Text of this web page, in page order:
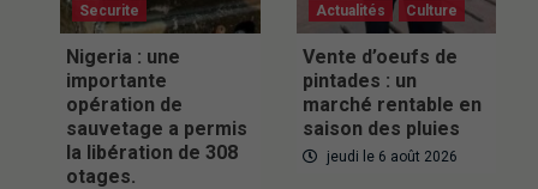
Securite
Nigeria : une
importante
opération de
sauvetage a permis
la libération de 308
otages.
Actualités Culture
Vente d’oeufs de
pintades : un
marché rentable en
saison des pluies
jeudi le 6 août 2026